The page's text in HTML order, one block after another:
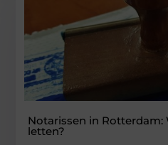
Notarissen in Rotterdam:
letten?